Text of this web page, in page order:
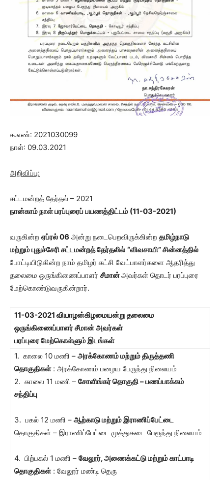
க.எண்: 2021030099
நாள்: 09.03.2021
அறிவிப்பு:
சட்டமன்றத் தேர்தல் – 2021
நான்காம் நாள் பரப்புரைப் பயணத்திட்டம் (11-03-2021)
வருகின்ற ஏப்ரல் 06 அன்று நடைபெறவிருக்கின்ற தமிழ்நாடு
மற்றும் புதுச்சேரி சட்டமன்றத் தேர்தலில் “விவசாயி” சின்னத்தில்
போட்டியிடுகின்ற நாம் தமிழர் கட்சி வேட்பாளர்களை ஆதரித்து
தலைமை ஒருங்கிணைப்பாளர் சீமான்அவர்கள் தொடர் பரப்புரை
மேற்கொண்டுவருகின்றார்.
11-03-2021 வியாழன்கிழமையன்று தலைமை
ஒருங்கிணைப்பாளர் சீமான் அவர்கள்
பரப்புரை மேற்கொள்ளும் இடங்கள்
1. காலை 10 மணி – அரக்கோணம் மற்றும் திருத்தணி
தொகுதிகள்: அரக்கோணம் பழைய பேருந்து நிலையம்
2. காலை 11 மணி – சோளிங்கர் தொகுதி – பணப்பாக்கம்
சந்திப்பு
3. பகல் 12 மணி – ஆற்காடு மற்றும் இராணிப்பேட்டை
தொகுதிகள் – இராணிப்பேட்டை முத்துகடை பேரூந்து நிலையம்
4. பிற்பகல் 1 மணி – வேலூர், அணைக்கட்டு மற்றும் காட்பாடி
தொகுதிகள்: வேலூர் மண்டி தெரு